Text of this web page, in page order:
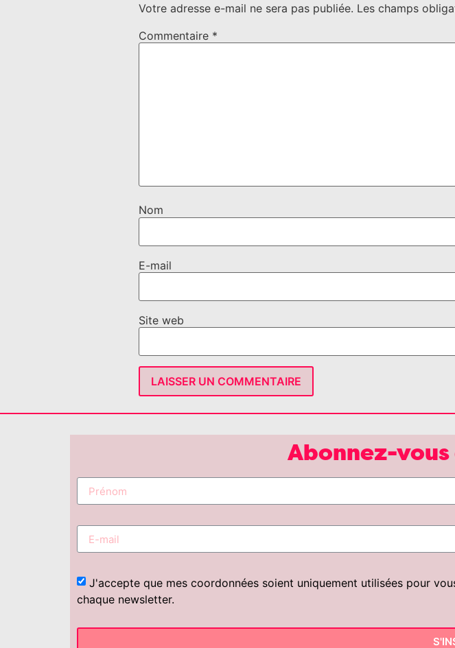
Votre adresse e-mail ne sera pas publiée. Les champs
Commentaire *
Nom
E-mail
Site web
Abonnez-
J'accepte que mes coordonnées soient uniquement utilisées pour
chaque newsletter.